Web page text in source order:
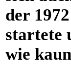
der
startete
wie